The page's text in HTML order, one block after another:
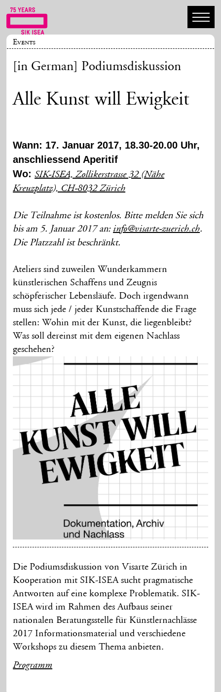
Events
[in German] Podiumsdiskussion
Alle Kunst will Ewigkeit
Wann: 17. Januar 2017, 18.30-20.00 Uhr,
anschliessend Aperitif
Wo:SIK-ISEA, Zollikerstrasse 32 (Nähe
Kreuzplatz), CH-8032 Zürich
Die Teilnahme ist kostenlos. Bitte melden Sie sich
bis am 5. Januar 2017 an: info@visarte-zuerich.ch.
Die Platzzahl ist beschränkt.
Ateliers sind zuweilen Wunderkammern
künstlerischen Schaffens und Zeugnis
schöpferischer Lebensläufe. Doch irgendwann
muss sich jede / jeder Kunstschaffende die Frage
stellen: Wohin mit der Kunst, die liegenbleibt?
Was soll dereinst mit dem eigenen Nachlass
geschehen?
Die Podiumsdiskussion von Visarte Zürich in
Kooperation mit SIK-ISEA sucht pragmatische
Antworten auf eine komplexe Problematik. SIK-
ISEA wird im Rahmen des Aufbaus seiner
nationalen Beratungsstelle für Künstlernachlässe
2017 Informationsmaterial und verschiedene
Workshops zu diesem Thema anbieten.
Programm